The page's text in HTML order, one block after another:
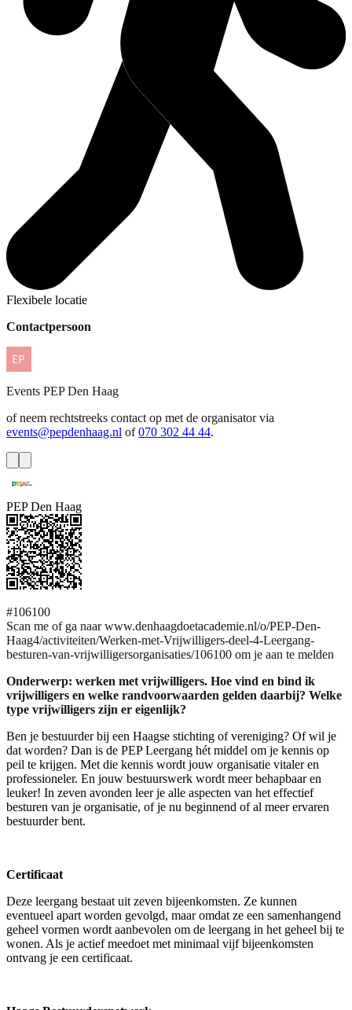
Flexibele locatie
Contactpersoon
Events PEP Den Haag
of neem rechtstreeks contact op met de organisator via
events@pepdenhaag.nl of 070 302 44 44.
PEP Den Haag
#106100
Scan me of ga naar www.denhaagdoetacademie.nl/o/PEP-Den-
Haag4/activiteiten/Werken-met-Vrijwilligers-deel-4-Leergang-
besturen-van-vrijwilligersorganisaties/106100 om je aan te melden
Onderwerp: werken met vrijwilligers. Hoe vind en bind ik
vrijwilligers en welke randvoorwaarden gelden daarbij? Welke
type vrijwilligers zijn er eigenlijk?
Ben je bestuurder bij een Haagse stichting of vereniging? Of wil je
dat worden? Dan is de PEP Leergang hét middel om je kennis op
peil te krijgen. Met die kennis wordt jouw organisatie vitaler en
professioneler. En jouw bestuurswerk wordt meer behapbaar en
leuker! In zeven avonden leer je alle aspecten van het effectief
besturen van je organisatie, of je nu beginnend of al meer ervaren
bestuurder bent.
Certificaat
Deze leergang bestaat uit zeven bijeenkomsten. Ze kunnen
eventueel apart worden gevolgd, maar omdat ze een samenhangend
geheel vormen wordt aanbevolen om de leergang in het geheel bij te
wonen. Als je actief meedoet met minimaal vijf bijeenkomsten
ontvang je een certificaat.